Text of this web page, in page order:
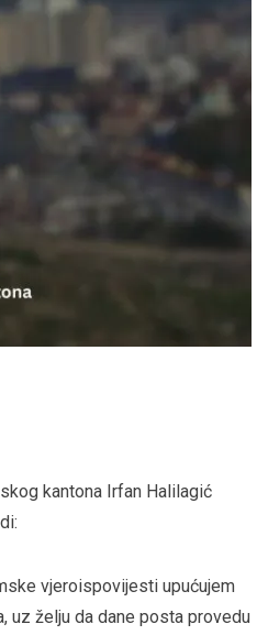
kantona Irfan Halilagić
vjeroispovijesti upućujem
uz želju da dane posta provedu